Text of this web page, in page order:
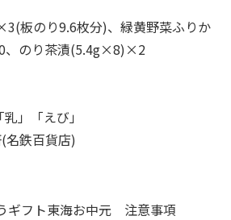
板のり9.6枚分)、緑黄野菜ふりか
、のり茶漬(5.4g×8)×2
乳」「えび」
鉄百貨店)
ギフト東海お中元 注意事項